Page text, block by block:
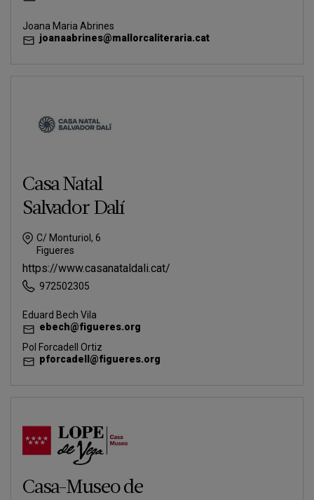
Joana Maria Abrines
joanaabrines@mallorcaliteraria.cat
Casa Natal
Salvador Dalí
C/ Monturiol, 6
Figueres
https://www.casanataldali.cat/
972502305
Eduard Bech Vila
ebech@figueres.org
Pol Forcadell Ortiz
pforcadell@figueres.org
Casa-Museo de